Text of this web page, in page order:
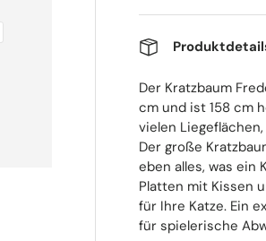
Der Kratzbaum
cm und ist 158 cm
vielen
Der große
eben alles, was ein
Platten mit Kissen
für Ihre Katze. Ein
für spielerische